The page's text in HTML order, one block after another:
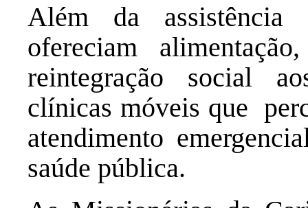
Além da assistência
ofereciam
reintegração social
clínicas móveis que
atendimento
saúde pública.